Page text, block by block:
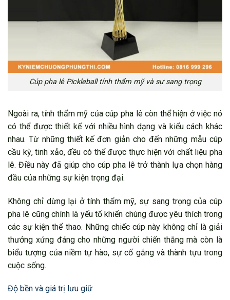
Cúp pha lê Pickleball tính thẩm mỹ và sự sang trọng
Ngoài ra, tính thẩm mỹ của cúp pha lê còn thể hiện ở việc nó
có thể được thiết kế với nhiều hình dạng và kiểu cách khác
nhau. Từ những thiết kế đơn giản cho đến những mẫu cúp
cầu kỳ, tinh xảo, đều có thể được thực hiện với chất liệu pha
lê. Điều này đã giúp cho cúp pha lê trở thành lựa chọn hàng
đầu của những sự kiện trọng đại.
Không chỉ dừng lại ở tính thẩm mỹ, sự sang trọng của cúp
pha lê cũng chính là yếu tố khiến chúng được yêu thích trong
các sự kiện thể thao. Những chiếc cúp này không chỉ là giải
thưởng xứng đáng cho những người chiến thắng mà còn là
biểu tượng của niềm tự hào, sự cố gắng và thành tựu trong
cuộc sống.
Độ bền và giá trị lưu giữ